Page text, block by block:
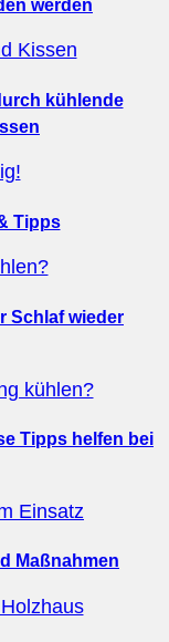
werden
kühlende
Tipps
Schlaf wieder
Tipps helfen bei
Maßnahmen